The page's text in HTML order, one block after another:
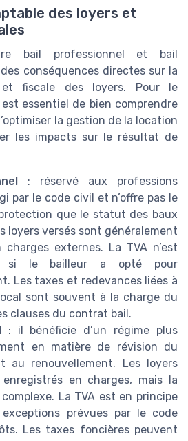
des loyers et
bail professionnel et bail
conséquences directes sur la
et fiscale des loyers. Pour le
essentiel de bien comprendre
la gestion de la location
les impacts sur le résultat de
: réservé aux professions
par le code civil et n’offre pas le
que le statut des baux
loyers versés sont généralement
charges externes. La TVA n’est
si le bailleur a opté pour
Les taxes et redevances liées à
sont souvent à la charge du
clauses du contrat bail.
: il bénéficie d’un régime plus
en matière de révision du
au renouvellement. Les loyers
en charges, mais la
La TVA est en principe
prévues par le code
Les taxes foncières peuvent